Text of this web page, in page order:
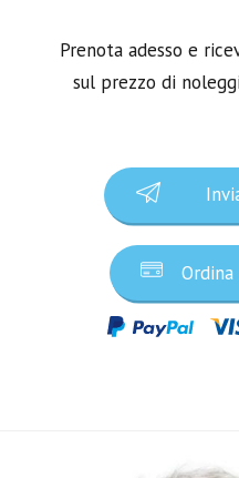
Prenota adesso e
sul prezzo di